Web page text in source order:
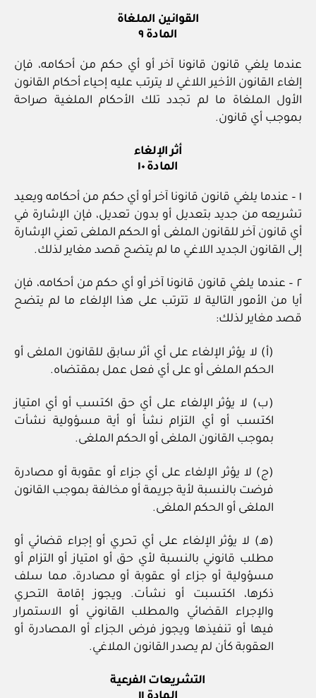
القوانين الملغاة
المادة ٩
عندما يلغي قانون قانونا آخر أو أي حكم من أحكامه، فإن
إلغاء القانون الأخير اللاغي لا يترتب عليه إحياء أحكام القانون
الأول الملغاة ما لم تجدد تلك الأحكام الملغية صراحة
بموجب أي قانون.
أثر الإلغاء
المادة ١٠
١ – عندما يلغي قانون قانونا آخر أو أي حكم من أحكامه ويعيد
تشريعه من جديد بتعديل أو بدون تعديل، فإن الإشارة في
أي قانون آخر للقانون الملغى أو الحكم الملغى تعني الإشارة
إلى القانون الجديد اللاغي ما لم يتضح قصد مغاير لذلك.
٢ – عندما يلغي قانون قانونا آخر أو أي حكم من أحكامه، فإن
أيا من الأمور التالية لا تترتب على هذا الإلغاء ما لم يتضح
قصد مغاير لذلك:
(أ) لا يؤثر الإلغاء على أي أثر سابق للقانون الملغى أو
الحكم الملغى أو على أي فعل عمل بمقتضاه.
(ب) لا يؤثر الإلغاء على أي حق اكتسب أو أي امتياز
اكتسب أو أي التزام نشأ أو أية مسؤولية نشأت
بموجب القانون الملغى أو الحكم الملغى.
(ج) لا يؤثر الإلغاء على أي جزاء أو عقوبة أو مصادرة
فرضت بالنسبة لأية جريمة أو مخالفة بموجب القانون
الملغى أو الحكم الملغى.
(هـ) لا يؤثر الإلغاء على أي تحري أو إجراء قضائي أو
مطلب قانوني بالنسبة لأي حق أو امتياز أو التزام أو
مسؤولية أو جزاء أو عقوبة أو مصادرة، مما سلف
ذكرها، اكتسبت أو نشأت. ويجوز إقامة التحري
والإجراء القضائي والمطلب القانوني أو الاستمرار
فيها أو تنفيذها ويجوز فرض الجزاء أو المصادرة أو
العقوبة كأن لم يصدر القانون الملاغي.
التشريعات الفرعية